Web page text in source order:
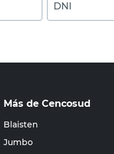
DNI
Más de Cencosud
Blaisten
Jumbo